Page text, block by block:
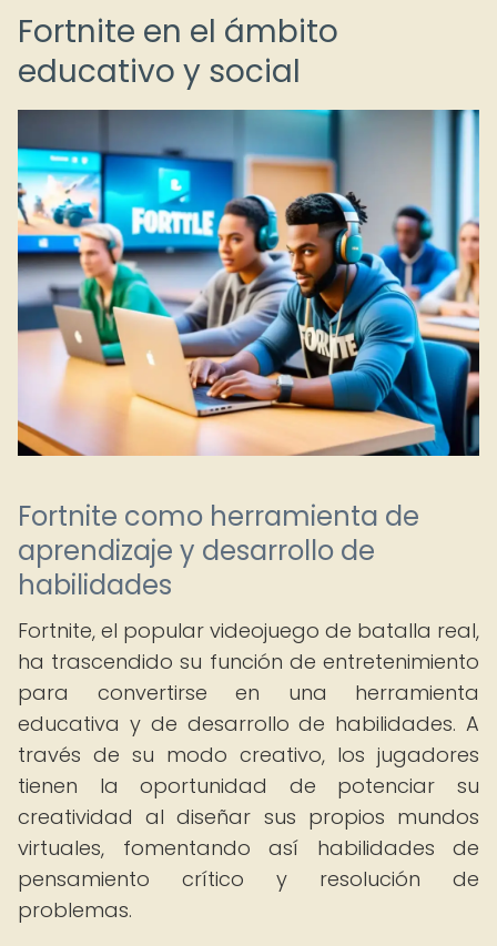
Fortnite en el ámbito
educativo y social
Fortnite como herramienta de
aprendizaje y desarrollo de
habilidades
Fortnite, el popular videojuego de batalla real,
ha trascendido su función de entretenimiento
para convertirse en una herramienta
educativa y de desarrollo de habilidades. A
través de su modo creativo, los jugadores
tienen la oportunidad de potenciar su
creatividad al diseñar sus propios mundos
virtuales, fomentando así habilidades de
pensamiento crítico y resolución de
problemas.